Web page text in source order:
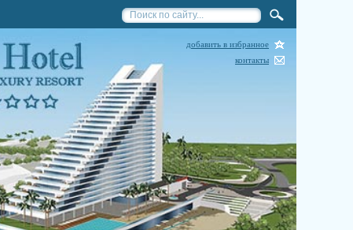
добавить в избранное
контакты